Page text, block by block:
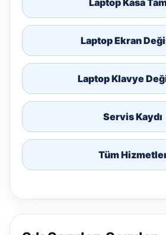
Laptop Kasa
Laptop Ekran
Laptop Klavye
Servis Kaydı
Tüm